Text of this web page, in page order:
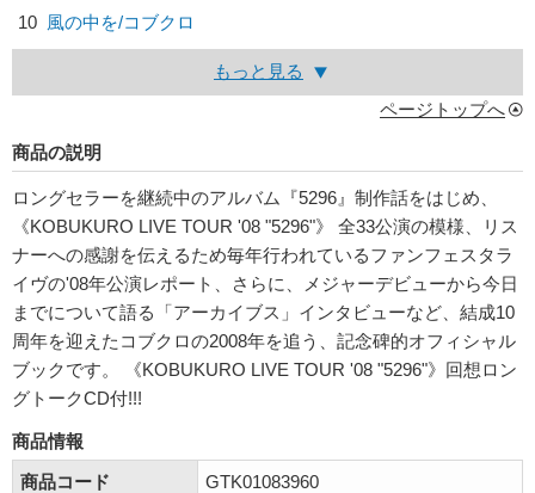
10 風の中を/コブクロ
もっと見る
ページトップへ
商品の説明
ロングセラーを継続中のアルバム『5296』制作話をはじめ、
《KOBUKURO LIVE TOUR '08 "5296"》 全33公演の模様、リス
ナーへの感謝を伝えるため毎年行われているファンフェスタラ
イヴの'08年公演レポート、さらに、メジャーデビューから今日
までについて語る「アーカイブス」インタビューなど、結成10
周年を迎えたコブクロの2008年を追う、記念碑的オフィシャル
ブックです。 《KOBUKURO LIVE TOUR '08 "5296"》回想ロン
グトークCD付!!!
商品情報
商品コード
GTK01083960